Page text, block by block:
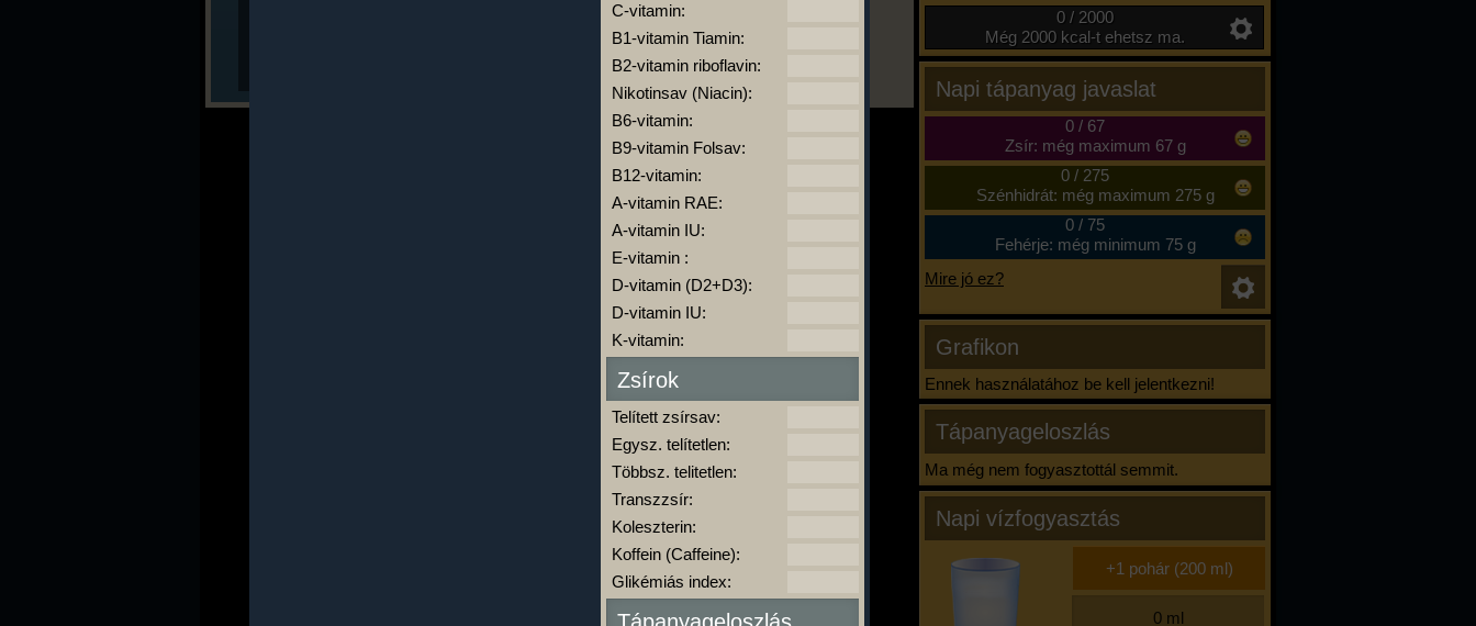
0 / 2000
Még 2000 kcal-t ehetsz ma.
Napi tápanyag javaslat
0/ 67
Zsír: még maximum 67 g
0/ 275
Szénhidrát: még maximum 275 g
0/ 75
Fehérje: még minimum 75 g
Mire jó ez?
Grafikon
Ennek használatához be kell jelentkezni!
Tápanyageloszlás
Ma még nem fogyasztottál semmit.
Napi vízfogyasztás
C-vitamin:
B1-vitamin Tiamin:
B2-vitamin riboflavin:
Nikotinsav (Niacin):
B6-vitamin:
B9-vitamin Folsav:
B12-vitamin:
A-vitamin RAE:
A-vitamin IU:
E-vitamin :
D-vitamin (D2+D3):
D-vitamin IU:
K-vitamin:
Zsírok
Telített zsírsav:
Egysz. telítetlen:
Többsz. telitetlen:
Transzzsír:
Koleszterin:
Koffein (Caffeine):
Glikémiás index: